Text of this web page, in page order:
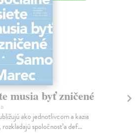
musia byť zničené
ako jednotlivcom a kazia
spoločnosť a def...